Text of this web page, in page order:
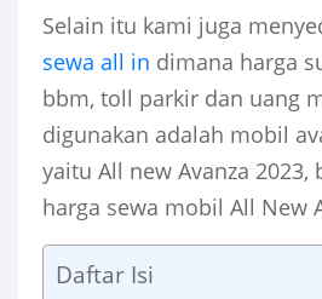
Selain itu kami juga
sewa all in dimana harga
bbm, toll parkir dan uang
digunakan adalah mobil
yaitu All new Avanza
harga sewa mobil All New
Daftar Isi